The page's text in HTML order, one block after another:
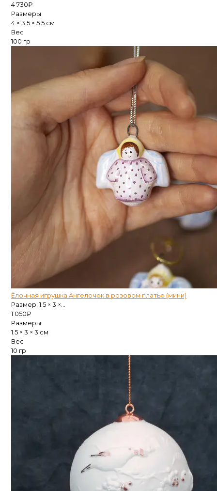
4 730₽
Размеры
4 × 3.5 × 5.5 см
Вес
100 гр
Ёлочная игрушка Ангелочек в розовом платье (мини)
Размер: 1.5 × 3 ×...
1 050₽
Размеры
1.5 × 3 × 3 см
Вес
10 гр